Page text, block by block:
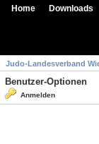
Home Downloads
Judo-Landesverband
Benutzer-Optionen
Anmelden